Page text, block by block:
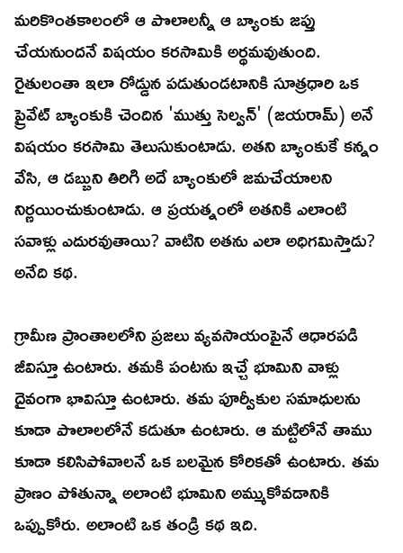
మరికొంతకాలంలో ఆ పొలాలన్నీ ఆ బ్యాంకు జప్తు
చేయనుందనే విషయం కరసామికి అర్థమవుతుంది.
రైతులంతా ఇలా రోడ్డున పడుతుండటానికి సూత్రధారి ఒక
ప్రైవేట్ బ్యాంకుకి చెందిన 'ముత్తు సెల్వన్' (జయరామ్) అనే
విషయం కరసామి తెలుసుకుంటాడు. అతని బ్యాంకుకే కన్నం
వేసి, ఆ డబ్బుని తిరిగి అదే బ్యాంకులో జమచేయాలని
నిర్ణయించుకుంటాడు. ఆ ప్రయత్నంలో అతనికి ఎలాంటి
సవాళ్లు ఎదురవుతాయి? వాటిని అతను ఎలా అధిగమిస్తాడు?
అనేది కథ.
గ్రామీణ ప్రాంతాలలోని ప్రజలు వ్యవసాయంపైనే ఆధారపడి
జీవిస్తూ ఉంటారు. తమకి పంటను ఇచ్చే భూమిని వాళ్లు
దైవంగా భావిస్తూ ఉంటారు. తమ పూర్వీకుల సమాధులను
కూడా పొలాలలోనే కడుతూ ఉంటారు. ఆ మట్టిలోనే తాము
కూడా కలిసిపోవాలనే ఒక బలమైన కోరికతో ఉంటారు. తమ
ప్రాణం పోతున్నా అలాంటి భూమిని అమ్ముకోవడానికి
ఒప్పుకోరు. అలాంటి ఒక తండ్రి కథ ఇది.